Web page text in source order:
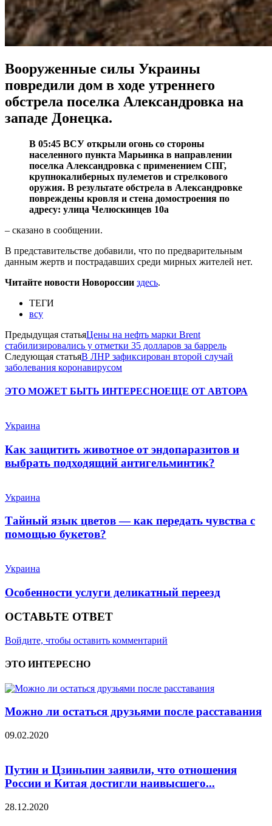
Вооруженные силы Украины
повредили дом в ходе утреннего
обстрела поселка Александровка на
западе Донецка.
В 05:45 ВСУ открыли огонь со стороны
населенного пункта Марьинка в направлении
поселка Александровка с применением СПГ,
крупнокалиберных пулеметов и стрелкового
оружия. В результате обстрела в Александровке
повреждены кровля и стена домостроения по
адресу: улица Челюскинцев 10а
– сказано в сообщении.
В представительстве добавили, что по предварительным
данным жертв и пострадавших среди мирных жителей нет.
Читайте новости Новороссии здесь.
ТЕГИ
всу
Предыдущая статьяЦены на нефть марки Brent
стабилизировались у отметки 35 долларов за баррель
Следующая статьяВ ЛНР зафиксирован второй случай
заболевания коронавирусом
ЭТО МОЖЕТ БЫТЬ ИНТЕРЕСНОЕЩЕ ОТ АВТОРА
Украина
Как защитить животное от эндопаразитов и
выбрать подходящий антигельминтик?
Украина
Тайный язык цветов — как передать чувства с
помощью букетов?
Украина
Особенности услуги деликатный переезд
ОСТАВЬТЕ ОТВЕТ
Войдите, чтобы оставить комментарий
ЭТО ИНТЕРЕСНО
Можно ли остаться друзьями после расставания
09.02.2020
Путин и Цзиньпин заявили, что отношения
России и Китая достигли наивысшего...
28.12.2020